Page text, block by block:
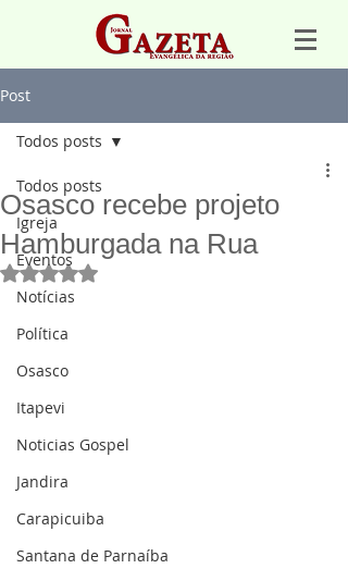
Post
Todos posts
Igreja
Eventos
Notícias
Política
Osasco
Itapevi
Noticias Gospel
Jandira
Carapicuiba
Santana de Parnaíba
Todos posts
Osasco recebe projeto
Hamburgada na Rua
Avaliado com NaN de 5 estrelas.